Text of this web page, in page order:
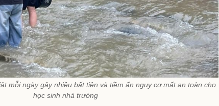
mỗi ngày gây nhiều bất tiện và tiềm ẩn nguy cơ mất an toàn cho
học sinh nhà trường